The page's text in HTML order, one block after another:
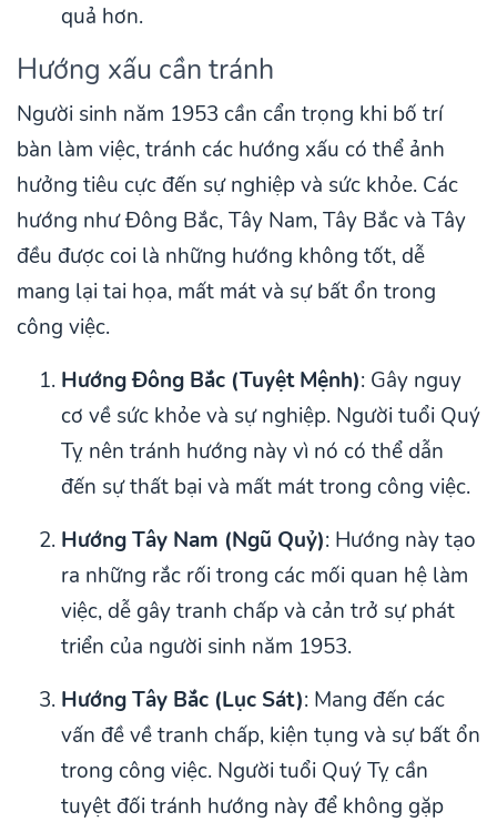
quả hơn.
Hướng xấu cần tránh
Người sinh năm 1953 cần cẩn trọng khi bố trí
bàn làm việc, tránh các hướng xấu có thể ảnh
hưởng tiêu cực đến sự nghiệp và sức khỏe. Các
hướng như Đông Bắc, Tây Nam, Tây Bắc và Tây
đều được coi là những hướng không tốt, dễ
mang lại tai họa, mất mát và sự bất ổn trong
công việc.
Hướng Đông Bắc (Tuyệt Mệnh): Gây nguy
cơ về sức khỏe và sự nghiệp. Người tuổi Quý
Tỵ nên tránh hướng này vì nó có thể dẫn
đến sự thất bại và mất mát trong công việc.
Hướng Tây Nam (Ngũ Quỷ): Hướng này tạo
ra những rắc rối trong các mối quan hệ làm
việc, dễ gây tranh chấp và cản trở sự phát
triển của người sinh năm 1953.
Hướng Tây Bắc (Lục Sát): Mang đến các
vấn đề về tranh chấp, kiện tụng và sự bất ổn
trong công việc. Người tuổi Quý Tỵ cần
tuyệt đối tránh hướng này để không gặp